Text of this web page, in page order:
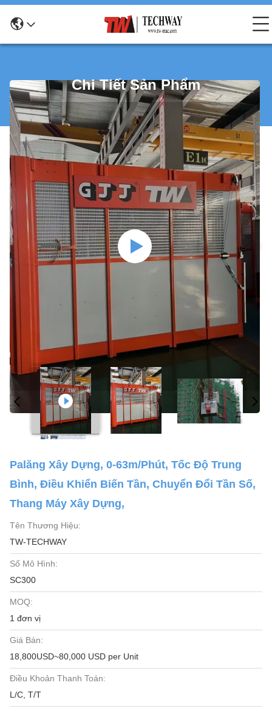
Chi Tiết Sản Phẩm
Palăng Xây Dựng, 0-63m/phút, Tốc Độ Trung
Bình, Điều Khiển Biến Tần, Chuyển Đổi Tần Số,
Thang Máy Xây Dựng,
Tên Thương Hiệu:
TW-TECHWAY
Số Mô Hình:
SC300
MOQ:
1 đơn vị
Giá Bán:
18,800USD~80,000 USD per Unit
Điều Khoản Thanh Toán:
L/C, T/T